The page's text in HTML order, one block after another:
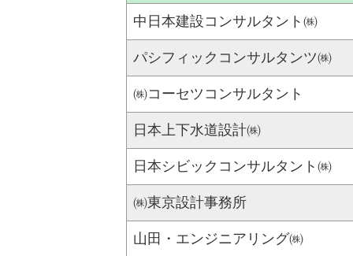
中日本建設コンサルタント㈱
パシフィックコンサルタンツ㈱
㈱コーセツコンサルタント
日本上下水道設計㈱
日本シビックコンサルタント㈱
㈱東京設計事務所
山田・エンジニアリング㈱